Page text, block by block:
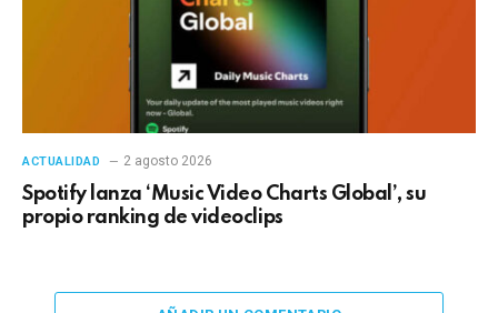
ACTUALIDAD 2 agosto 2026
Spotify lanza ‘Music Video Charts Global’, su
propio ranking de videoclips